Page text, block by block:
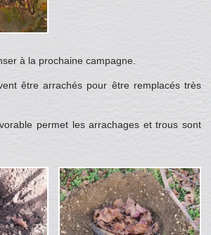
à la prochaine campagne.
être arrachés pour être remplacés très
permet les arrachages et trous sont